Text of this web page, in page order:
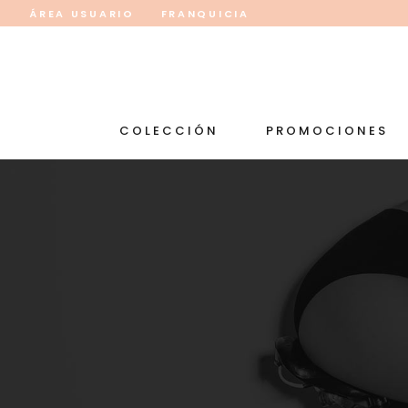
ÁREA USUARIO FRANQUICIA
COLECCIÓN PROMOCIONES